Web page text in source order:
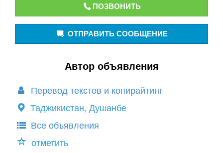
ПОЗВОНИТЬ
ОТПРАВИТЬ СООБЩЕНИЕ
Автор объявления
Перевод текстов и копирайтинг
Таджикистан, Душанбе
Все объявления
отметить